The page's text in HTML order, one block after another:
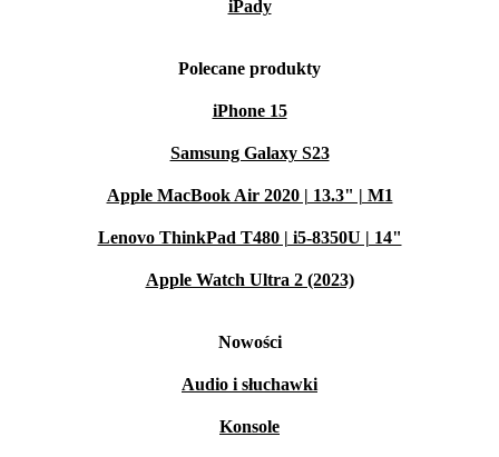
iPady
Polecane produkty
iPhone 15
Samsung Galaxy S23
Apple MacBook Air 2020 | 13.3" | M1
Lenovo ThinkPad T480 | i5-8350U | 14"
Apple Watch Ultra 2 (2023)
Nowości
Audio i słuchawki
Konsole